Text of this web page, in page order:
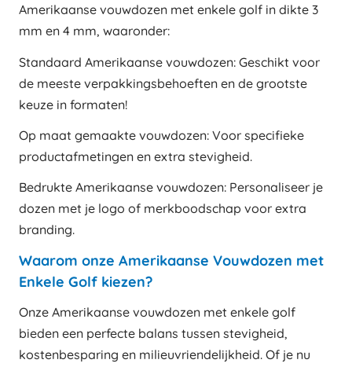
Amerikaanse vouwdozen met enkele golf in dikte 3
mm en 4 mm, waaronder:
Standaard Amerikaanse vouwdozen: Geschikt voor
de meeste verpakkingsbehoeften en de grootste
keuze in formaten!
Op maat gemaakte vouwdozen: Voor specifieke
productafmetingen en extra stevigheid.
Bedrukte Amerikaanse vouwdozen: Personaliseer je
dozen met je logo of merkboodschap voor extra
branding.
Waarom onze Amerikaanse Vouwdozen met
Enkele Golf kiezen?
Onze Amerikaanse vouwdozen met enkele golf
bieden een perfecte balans tussen stevigheid,
kostenbesparing en milieuvriendelijkheid. Of je nu